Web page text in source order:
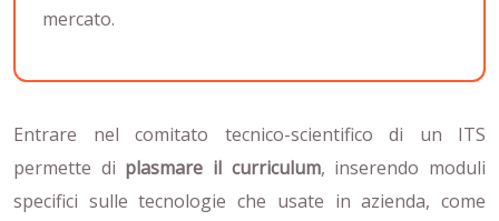
mercato.
Entrare nel comitato tecnico-scientifico di un ITS
permette di plasmare il curriculum, inserendo moduli
specifici sulle tecnologie che usate in azienda, come